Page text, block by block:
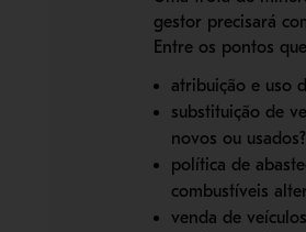
gestor precisará
Entre os pontos
atribuição e uso
substituição de
novos ou
política de
combustíveis
venda de